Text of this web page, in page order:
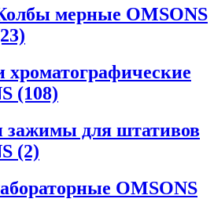
мерные OMSONS
хроматографические
(108)
зажимы для штативов
(2)
OMSONS